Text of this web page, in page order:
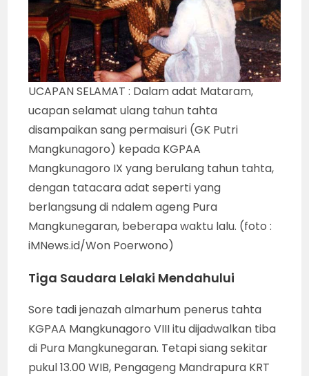
UCAPAN SELAMAT : Dalam adat Mataram,
ucapan selamat ulang tahun tahta
disampaikan sang permaisuri (GK Putri
Mangkunagoro) kepada KGPAA
Mangkunagoro IX yang berulang tahun tahta,
dengan tatacara adat seperti yang
berlangsung di ndalem ageng Pura
Mangkunegaran, beberapa waktu lalu. (foto :
iMNews.id/Won Poerwono)
Tiga Saudara Lelaki Mendahului
Sore tadi jenazah almarhum penerus tahta
KGPAA Mangkunagoro VIII itu dijadwalkan tiba
di Pura Mangkunegaran. Tetapi siang sekitar
pukul 13.00 WIB, Pengageng Mandrapura KRT